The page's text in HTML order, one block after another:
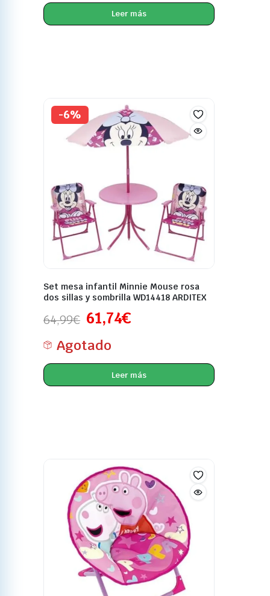
Leer más
-6%
Set mesa infantil Minnie Mouse rosa
dos sillas y sombrilla WD14418 ARDITEX
64,99€ 61,74€
Agotado
Leer más